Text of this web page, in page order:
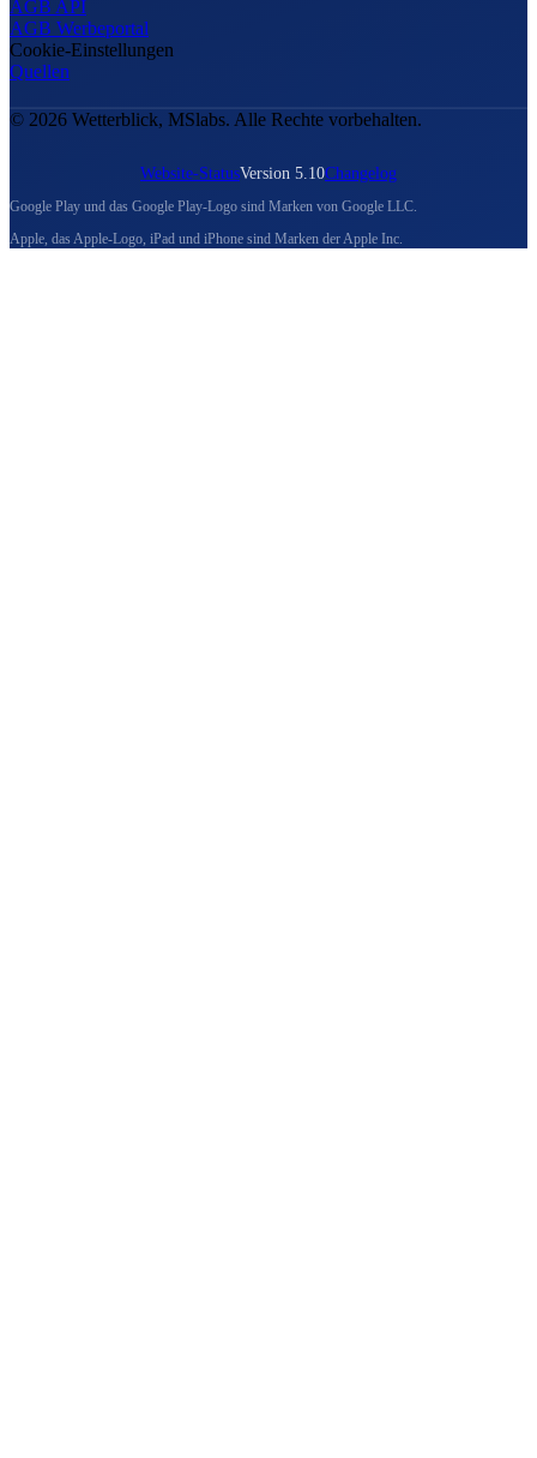
AGB API
AGB Werbeportal
Cookie-Einstellungen
Quellen
© 2026 Wetterblick, MSlabs. Alle Rechte vorbehalten.
Website-StatusVersion 5.10Changelog
Google Play und das Google Play-Logo sind Marken von Google LLC.
Apple, das Apple-Logo, iPad und iPhone sind Marken der Apple Inc.